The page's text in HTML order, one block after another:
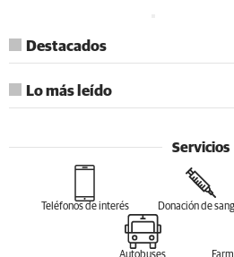
Destacados
Lo más leído
Servicios
Teléfonos de interés Donación de